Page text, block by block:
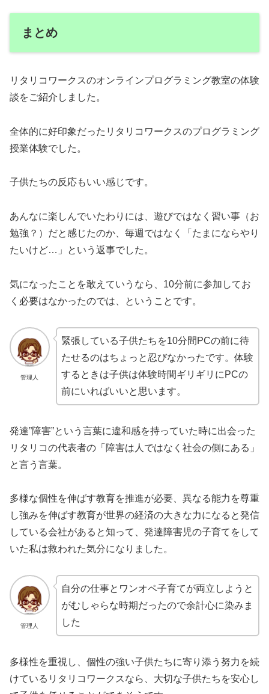
まとめ
リタリコワークスのオンラインプログラミング教室の体験
談をご紹介しました。
全体的に好印象だったリタリコワークスのプログラミング
授業体験でした。
子供たちの反応もいい感じです。
あんなに楽しんでいたわりには、遊びではなく習い事（お
勉強？）だと感じたのか、毎週ではなく「たまにならやり
たいけど…」という返事でした。
気になったことを敢えていうなら、10分前に参加してお
く必要はなかったのでは、ということです。
管理人
緊張している子供たちを10分間PCの前に待
たせるのはちょっと忍びなかったです。体験
するときは子供は体験時間ギリギリにPCの
前にいればいいと思います。
発達”障害”という言葉に違和感を持っていた時に出会った
リタリコの代表者の「障害は人ではなく社会の側にある」
と言う言葉。
多様な個性を伸ばす教育を推進が必要、異なる能力を尊重
し強みを伸ばす教育が世界の経済の大きな力になると発信
している会社があると知って、発達障害児の子育てをして
いた私は救われた気分になりました。
管理人
自分の仕事とワンオペ子育てが両立しようと
がむしゃらな時期だったので余計心に染みま
した
多様性を重視し、個性の強い子供たちに寄り添う努力を続
けているリタリコワークスなら、大切な子供たちを安心し